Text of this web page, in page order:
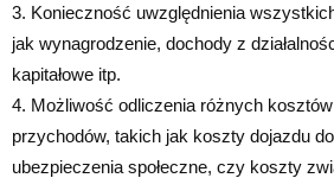
3. Konieczność uwzględnienia
jak wynagrodzenie, dochody z
kapitałowe itp.
4. Możliwość odliczenia różnych
przychodów, takich jak koszty dojazdu
ubezpieczenia społeczne, czy koszty